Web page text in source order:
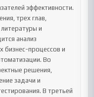
эффективности.
трех глав,
и
анализ
бизнес-процессов и
Во
решения,
задачи и
В третьей